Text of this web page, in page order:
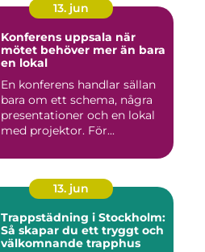
13. jun
Konferens uppsala när
mötet behöver mer än bara
en lokal
En konferens handlar sällan
bara om ett schema, några
presentationer och en lokal
med projektor. För...
13. jun
Trappstädning i Stockholm:
Så skapar du ett tryggt och
välkomnande trapphus